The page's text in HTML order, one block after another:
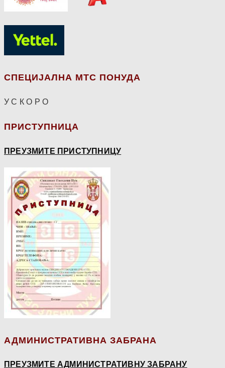
СПЕЦИЈАЛНА МТС ПОНУДА
У С К О Р О
ПРИСТУПНИЦА
ПРЕУЗМИТЕ ПРИСТУПНИЦУ
АДМИНИСТРАТИВНА ЗАБРАНА
ПРЕУЗМИТЕ АДМИНИСТРАТИВНУ ЗАБРАНУ